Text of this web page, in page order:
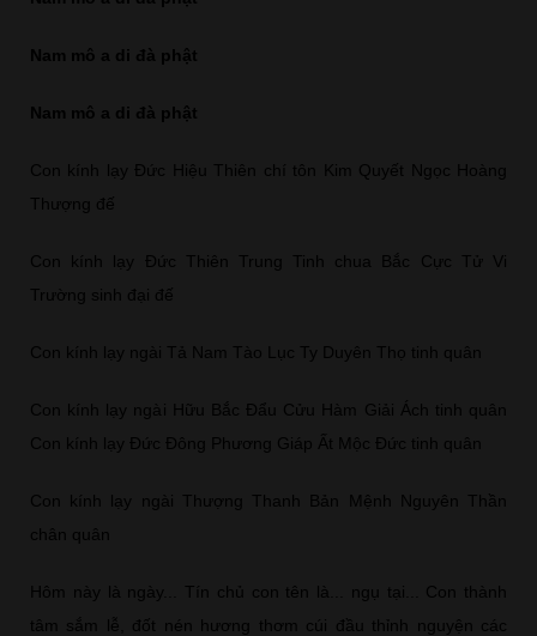
Nam mô a di đà phật
Nam mô a di đà phật
Con kính lạy Đức Hiệu Thiên chí tôn Kim Quyết Ngọc Hoàng
Thượng đế
Con kính lạy Đức Thiên Trung Tinh chua Bắc Cực Tử Vi
Trường sinh đại đế
Con kính lạy ngài Tả Nam Tào Lục Ty Duyên Thọ tinh quân
Con kính lạy ngài Hữu Bắc Đẩu Cửu Hàm Giải Ách tinh quân
Con kính lạy Đức Đông Phương Giáp Ất Mộc Đức tinh quân
Con kính lạy ngài Thượng Thanh Bản Mệnh Nguyên Thần
chân quân
Hôm này là ngày... Tín chủ con tên là... ngụ tại... Con thành
tâm sắm lễ, đốt nén hương thơm cúi đầu thỉnh nguyện các